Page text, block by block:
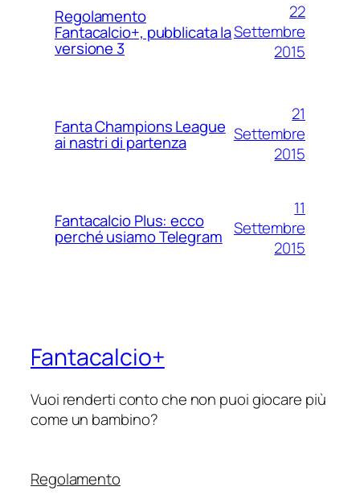
Regolamento
Fantacalcio+, pubblicata la
versione 3
22
Settembre
2015
Fanta Champions League
ai nastri di partenza
21
Settembre
2015
Fantacalcio Plus: ecco
perché usiamo Telegram
11
Settembre
2015
Fantacalcio+
Vuoi renderti conto che non puoi giocare più
come un bambino?
Regolamento